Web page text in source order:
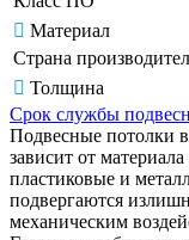
Материал
Страна
Толщина
Срок службы
Подвесные потолки
зависит от
пластиковые и
подвергаются
механическим